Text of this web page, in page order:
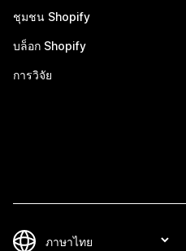
ชุมชน Shopify
บล็อก Shopify
การวิจัย